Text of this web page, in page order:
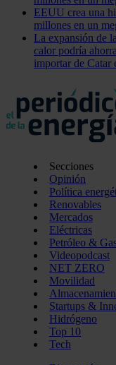
EEUU crea una
millones en un
La expansión de
calor podría
importar de Catar
Secciones
Opinión
Política
Renovables
Mercados
Eléctricas
Petróleo &
Videopodcast
NET ZERO
Movilidad
Startups &
Hidrógeno
Top 10
Tech